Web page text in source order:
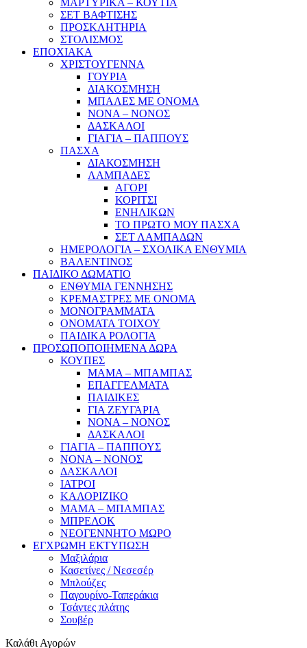
ΣΕΤ ΒΑΦΤΙΣΗΣ
ΠΡΟΣΚΛΗΤΗΡΙΑ
ΣΤΟΛΙΣΜΟΣ
ΕΠΟΧΙΑΚΑ
ΧΡΙΣΤΟΥΓΕΝΝΑ
ΓΟΥΡΙΑ
ΔΙΑΚΟΣΜΗΣΗ
ΜΠΑΛΕΣ ΜΕ ΟΝΟΜΑ
ΝΟΝΑ – ΝΟΝΟΣ
ΔΑΣΚΑΛΟΙ
ΓΙΑΓΙΑ – ΠΑΠΠΟΥΣ
ΠΑΣΧΑ
ΔΙΑΚΟΣΜΗΣΗ
ΛΑΜΠΑΔΕΣ
ΑΓΟΡΙ
ΚΟΡΙΤΣΙ
ΕΝΗΛΙΚΩΝ
ΤΟ ΠΡΩΤΟ ΜΟΥ ΠΑΣΧΑ
ΣΕΤ ΛΑΜΠΑΔΩΝ
ΗΜΕΡΟΛΟΓΙΑ – ΣΧΟΛΙΚΑ ΕΝΘΥΜΙΑ
ΒΑΛΕΝΤΙΝΟΣ
ΠΑΙΔΙΚΟ ΔΩΜΑΤΙΟ
ΕΝΘΥΜΙΑ ΓΕΝΝΗΣΗΣ
ΚΡΕΜΑΣΤΡΕΣ ΜΕ ΟΝΟΜΑ
ΜΟΝΟΓΡΑΜΜΑΤΑ
ΟΝΟΜΑΤΑ ΤΟΙΧΟΥ
ΠΑΙΔΙΚΑ ΡΟΛΟΓΙΑ
ΠΡΟΣΩΠΟΠΟΙΗΜΕΝΑ ΔΩΡΑ
ΚΟΥΠΕΣ
ΜΑΜΑ – ΜΠΑΜΠΑΣ
ΕΠΑΓΓΕΛΜΑΤΑ
ΠΑΙΔΙΚΕΣ
ΓΙΑ ΖΕΥΓΑΡΙΑ
ΝΟΝΑ – ΝΟΝΟΣ
ΔΑΣΚΑΛΟΙ
ΓΙΑΓΙΑ – ΠΑΠΠΟΥΣ
ΝΟΝΑ – ΝΟΝΟΣ
ΔΑΣΚΑΛΟΙ
ΙΑΤΡΟΙ
ΚΑΛΟΡΙΖΙΚΟ
ΜΑΜΑ – ΜΠΑΜΠΑΣ
ΜΠΡΕΛΟΚ
ΝΕΟΓΕΝΝΗΤΟ ΜΩΡΟ
ΕΓΧΡΩΜΗ ΕΚΤΥΠΩΣΗ
Μαξιλάρια
Κασετίνες / Νεσεσέρ
Μπλούζες
Παγουρίνο-Ταπεράκια
Τσάντες πλάτης
Σουβέρ
Καλάθι Αγορών